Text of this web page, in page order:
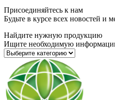
Присоединяйтесь к нам
Будьте в курсе всех новостей
Найдите нужную продукцию
Ищите необходимую